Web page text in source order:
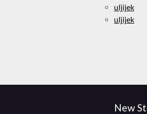
uljijek
uljijek
New